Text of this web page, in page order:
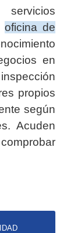
oficina de
en
propios
según
Acuden